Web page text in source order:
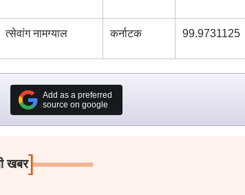
त्सेवांग नामग्याल कर्नाटक 99.9731125
Add as a preferred
source on google
खबर]